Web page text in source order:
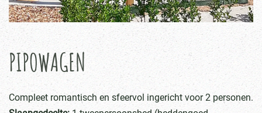
PIPOWAGEN
Compleet romantisch en sfeervol ingericht voor 2 personen.